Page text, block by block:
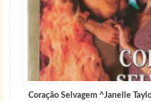
Coração Selvagem ^Janelle